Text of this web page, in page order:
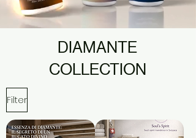
DIAMANTE
COLLECTION
Filter